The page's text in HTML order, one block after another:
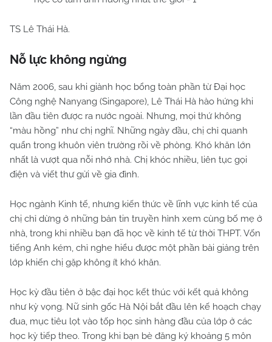
TS Lê Thái Hà.
Nỗ lực không ngừng
Năm 2006, sau khi giành học bổng toàn phần từ Đại học
Công nghệ Nanyang (Singapore), Lê Thái Hà hào hứng khi
lần đầu tiên được ra nước ngoài. Nhưng, mọi thứ không
“màu hồng” như chị nghĩ. Những ngày đầu, chị chỉ quanh
quẩn trong khuôn viên trường rồi về phòng. Khó khăn lớn
nhất là vượt qua nỗi nhớ nhà. Chị khóc nhiều, liên tục gọi
điện và viết thư gửi về gia đình.
Học ngành Kinh tế, nhưng kiến thức về lĩnh vực kinh tế của
chị chỉ dừng ở những bản tin truyền hình xem cùng bố mẹ ở
nhà, trong khi nhiều bạn đã học về kinh tế từ thời THPT. Vốn
tiếng Anh kém, chỉ nghe hiểu được một phần bài giảng trên
lớp khiến chị gặp không ít khó khăn.
Học kỳ đầu tiên ở bậc đại học kết thúc với kết quả không
như kỳ vọng. Nữ sinh gốc Hà Nội bắt đầu lên kế hoạch chạy
đua, mục tiêu lọt vào tốp học sinh hàng đầu của lớp ở các
học kỳ tiếp theo. Trong khi bạn bè đăng ký khoảng 5 môn